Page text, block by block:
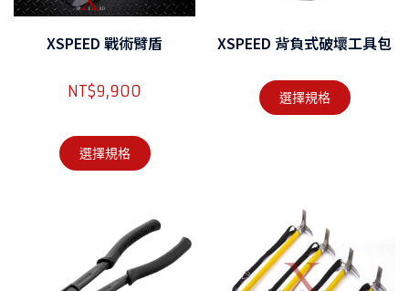
XSPEED 戰術臂盾
NT$9,900
選擇規格
XSPEED 背負式破壞工具包
選擇規格